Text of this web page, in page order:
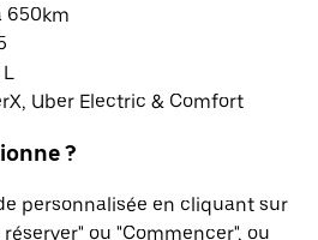
650km
L
Uber Electric & Comfort
?
personnalisée en cliquant sur
ou "Commencer", ou